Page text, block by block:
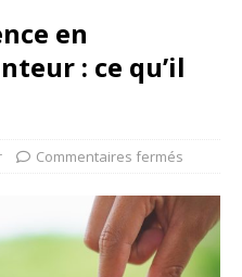
en
: ce qu’il
Commentaires fermés